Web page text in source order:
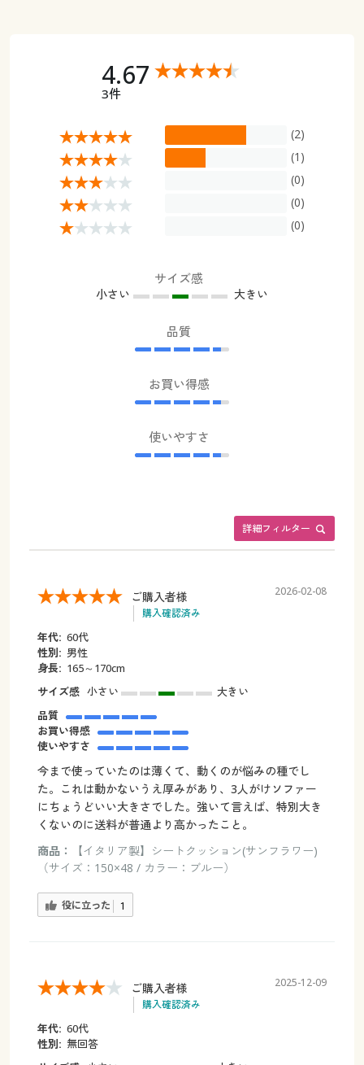
4.67
3件
(2)
(1)
(0)
(0)
(0)
サイズ感
小さい 大きい
品質
お買い得感
使いやすさ
詳細フィルター
ご購入者様
購入確認済み
2026-02-08
年代: 60代
性別: 男性
身長: 165～170cm
サイズ感 小さい
大きい
品質
お買い得感
使いやすさ
今まで使っていたのは薄くて、動くのが悩みの種でし
た。これは動かないうえ厚みがあり、3人がけソファー
にちょうどいい大きさでした。強いて言えば、特別大き
くないのに送料が普通より高かったこと。
商品：
【イタリア製】シートクッション(サンフラワー)
（サイズ：150×48 / カラー：ブルー）
役に立った 1
ご購入者様
購入確認済み
2025-12-09
年代: 60代
性別: 無回答